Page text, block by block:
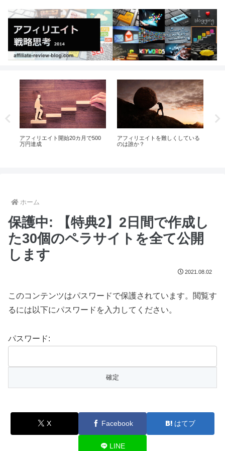
アフィリエイト開始20カ月で500
万円達成
アフィリエイトを難しくしている
のは誰か？
ホーム
保護中: 【特典2】2日間で作成し
た30個のペラサイトを全て公開
します
2021.08.02
このコンテンツはパスワードで保護されています。閲覧す
るには以下にパスワードを入力してください。
パスワード:
X Facebook はてブ
LINE